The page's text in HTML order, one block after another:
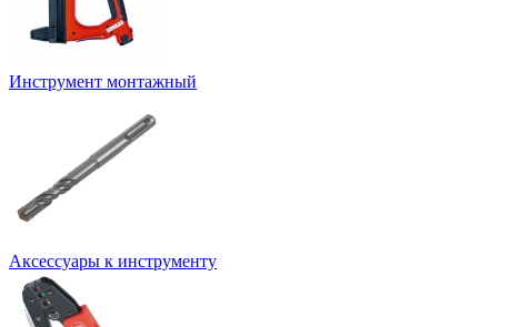
Инструмент монтажный
Аксессуары к инструменту